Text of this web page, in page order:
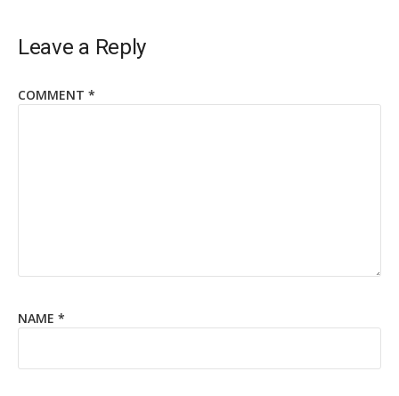
Leave a Reply
COMMENT *
NAME *